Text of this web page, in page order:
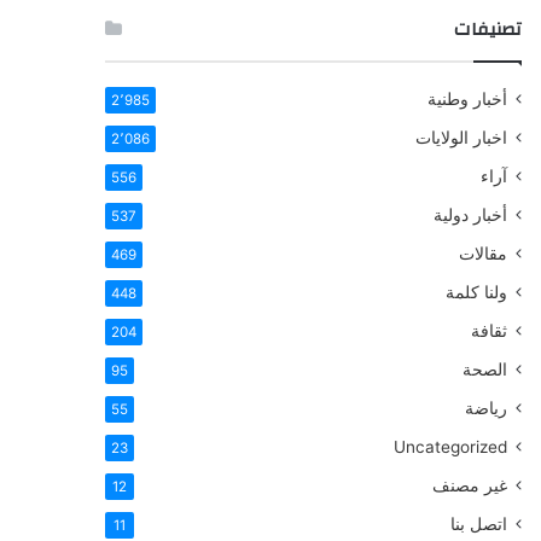
تصنيفات
أخبار وطنية 2٬985
اخبار الولايات 2٬086
آراء 556
أخبار دولية 537
مقالات 469
ولنا كلمة 448
ثقافة 204
الصحة 95
رياضة 55
Uncategorized
23
غير مصنف 12
اتصل بنا 11